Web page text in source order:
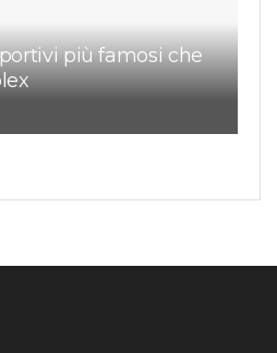
più famosi che